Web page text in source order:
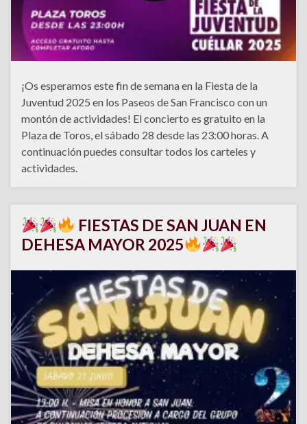
¡Os esperamos este fin de semana en la Fiesta de la
Juventud 2025 en los Paseos de San Francisco con un
montón de actividades! El concierto es gratuito en la
Plaza de Toros, el sábado 28 desde las 23:00 horas. A
continuación puedes consultar todos los carteles y
actividades.
FIESTAS DE SAN JUAN EN
DEHESA MAYOR 2025